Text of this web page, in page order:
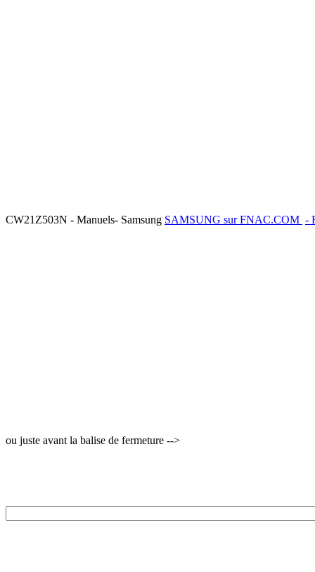
CW21Z503N - Manuels- Samsung SAMSUNG sur FNAC.COM -
ou juste avant la balise de fermeture -->